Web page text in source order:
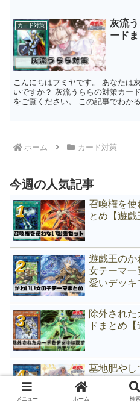
カード対策
灰流
ードま
こんにちはフミヤです。 あなたは
いですか？ 灰流うららの対策カー
をご覧ください。 この記事でわか
ホーム カード対策
今週の人気記事
召喚権を使
とめ【遊戯
遊戯王のか
女テーマ一
愛いデッキ
除外され
ドまとめ
墓地肥やし
墓地に送
メニュー ホーム 検索